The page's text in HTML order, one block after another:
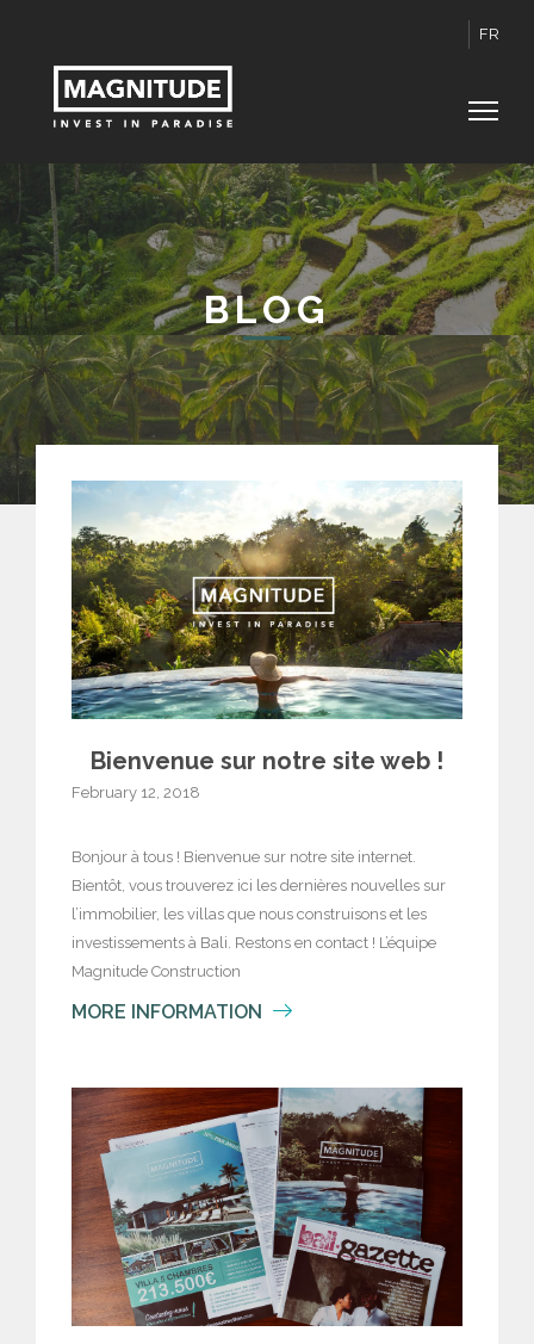
FR
BLOG
Bienvenue sur notre site web !
February 12, 2018
Bonjour à tous ! Bienvenue sur notre site internet.
Bientôt, vous trouverez ici les dernières nouvelles sur
l’immobilier, les villas que nous construisons et les
investissements à Bali. Restons en contact ! L’équipe
Magnitude Construction
MORE INFORMATION